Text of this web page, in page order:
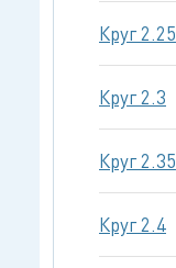
Круг 2.25
Круг 2.3
Круг 2.35
Круг 2.4